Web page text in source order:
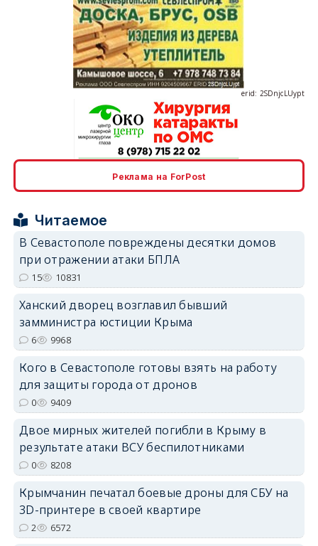
erid: 2SDnjcLUypt
erid: 2SDnjdvhGXG
Реклама на ForPost
Читаемое
В Севастополе повреждены десятки домов
при отражении атаки БПЛА
15 10831
Ханский дворец возглавил бывший
замминистра юстиции Крыма
6 9968
Кого в Севастополе готовы взять на работу
для защиты города от дронов
0 9409
Двое мирных жителей погибли в Крыму в
результате атаки ВСУ беспилотниками
0 8208
Крымчанин печатал боевые дроны для СБУ на
3D-принтере в своей квартире
2 6572